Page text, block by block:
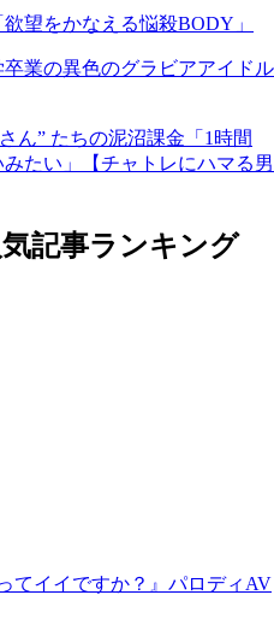
望をかなえる悩殺BODY」
業の異色のグラビアアイドル
ん” たちの泥沼課金「1時間
たい」【チャトレにハマる男
記事ランキング
てイイですか？』パロディAV